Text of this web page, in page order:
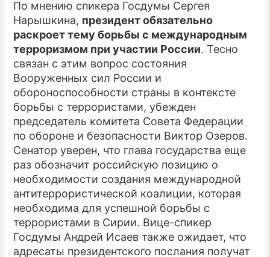
По мнению спикера Госдумы Сергея
Нарышкина, президент обязательно
раскроет тему борьбы с международным
терроризмом при участии России. Тесно
связан с этим вопрос состояния
Вооруженных сил России и
обороноспособности страны в контексте
борьбы с террористами, убежден
председатель комитета Совета Федерации
по обороне и безопасности Виктор Озеров.
Сенатор уверен, что глава государства еще
раз обозначит российскую позицию о
необходимости создания международной
антитеррористической коалиции, которая
необходима для успешной борьбы с
террористами в Сирии. Вице-спикер
Госдумы Андрей Исаев также ожидает, что
адресаты президентского послания получат